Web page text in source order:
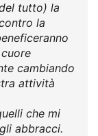
tutto) la
la
cambiando
attività
che mi
abbracci.